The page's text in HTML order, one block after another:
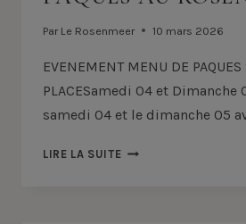
Par Le Rosenmeer 10 mars 2026
EVENEMENT MENU DE PAQUES
PLACESamedi 04 et Dimanche
samedi 04 et le dimanche 05
LIRE LA SUITEPÂQUES